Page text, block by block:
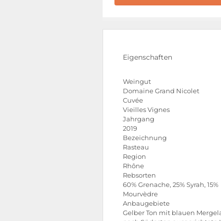
Eigenschaften
Weingut
Domaine Grand Nicolet
Cuvée
Vieilles Vignes
Jahrgang
2019
Bezeichnung
Rasteau
Region
Rhône
Rebsorten
60% Grenache, 25% Syrah, 15%
Mourvèdre
Anbaugebiete
Gelber Ton mit blauen